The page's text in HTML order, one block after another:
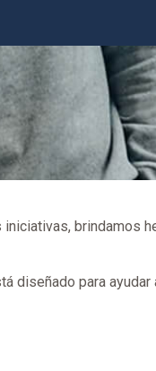
brindamos
diseñado para